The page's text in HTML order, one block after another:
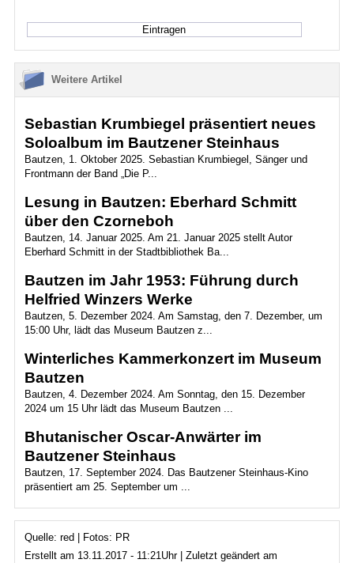
Weitere Artikel
Sebastian Krumbiegel präsentiert neues
Soloalbum im Bautzener Steinhaus
Bautzen, 1. Oktober 2025. Sebastian Krumbiegel, Sänger und
Frontmann der Band „Die P...
Lesung in Bautzen: Eberhard Schmitt
über den Czorneboh
Bautzen, 14. Januar 2025. Am 21. Januar 2025 stellt Autor
Eberhard Schmitt in der Stadtbibliothek Ba...
Bautzen im Jahr 1953: Führung durch
Helfried Winzers Werke
Bautzen, 5. Dezember 2024. Am Samstag, den 7. Dezember, um
15:00 Uhr, lädt das Museum Bautzen z...
Winterliches Kammerkonzert im Museum
Bautzen
Bautzen, 4. Dezember 2024. Am Sonntag, den 15. Dezember
2024 um 15 Uhr lädt das Museum Bautzen ...
Bhutanischer Oscar-Anwärter im
Bautzener Steinhaus
Bautzen, 17. September 2024. Das Bautzener Steinhaus-Kino
präsentiert am 25. September um ...
Quelle: red | Fotos: PR
Erstellt am 13.11.2017 - 11:21Uhr | Zuletzt geändert am